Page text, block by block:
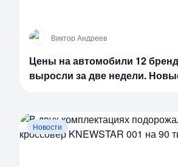
В Виктор Андреев
Цены на автомобили 12
выросли за две недели.
Новости